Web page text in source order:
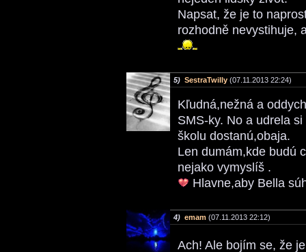
Napsat, že je to
rozhodně nevystihuje,
5) SestraTwilly (07.11.2013 22:24)
Kľudná,nežná a
SMS-ky. No a udrela
školu dostanú,obaja.
Len dumám,kde budú
nejako vymyslíš .
Hlavne,aby Bella
4) emam (07.11.2013 22:12)
Ach! Ale bojím se, že